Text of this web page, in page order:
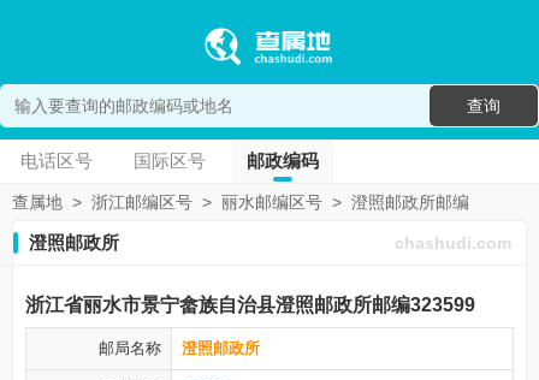
查询
电话区号 国际区号 邮政编码
查属地 > 浙江邮编区号 > 丽水邮编区号 > 澄照邮政所邮编
澄照邮政所 chashudi.com
浙江省丽水市景宁畲族自治县澄照邮政所邮编323599
邮局名称 澄照邮政所